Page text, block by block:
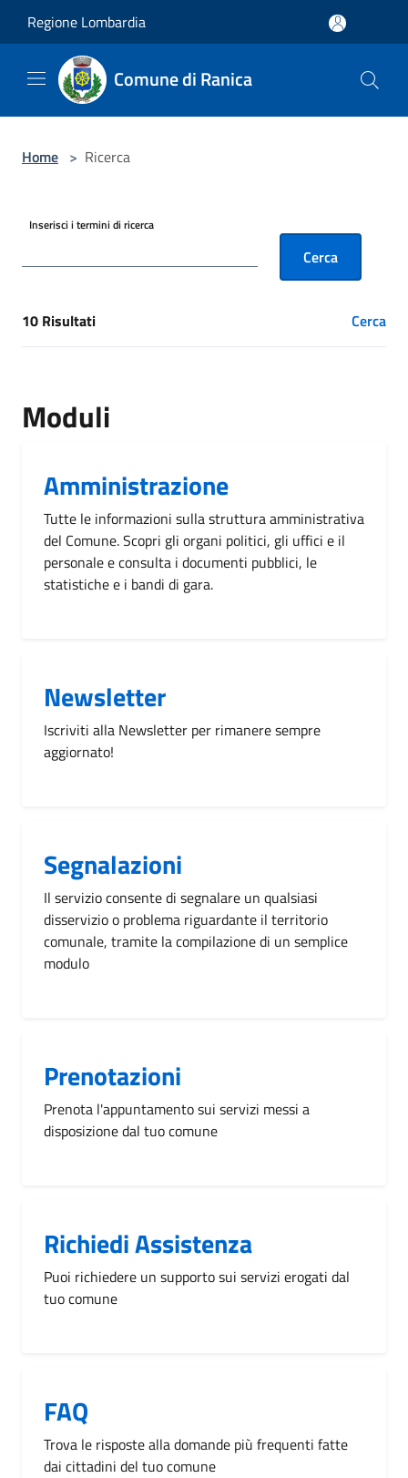
Regione Lombardia
Comune di Ranica
Home > Ricerca
Inserisci i termini di ricerca
Cerca
[results] Risultati
10 Risultati Cerca
Moduli
Amministrazione
Tutte le informazioni sulla struttura amministrativa
del Comune. Scopri gli organi politici, gli uffici e il
personale e consulta i documenti pubblici, le
statistiche e i bandi di gara.
Newsletter
Iscriviti alla Newsletter per rimanere sempre
aggiornato!
Segnalazioni
Il servizio consente di segnalare un qualsiasi
disservizio o problema riguardante il territorio
comunale, tramite la compilazione di un semplice
modulo
Prenotazioni
Prenota l'appuntamento sui servizi messi a
disposizione dal tuo comune
Richiedi Assistenza
Puoi richiedere un supporto sui servizi erogati dal
tuo comune
FAQ
Trova le risposte alla domande più frequenti fatte
dai cittadini del tuo comune